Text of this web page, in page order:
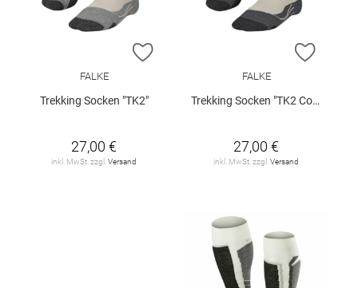
ZUR WUNSCHLISTE HINZUFÜGEN
FALKE
Trekking Socken "TK2"
27,00 €
inkl. MwSt. zzgl. Versand
ZUR
FALKE
Trekking Socken "TK2 Cool"
27,00 €
inkl. MwSt. zzgl. Versand